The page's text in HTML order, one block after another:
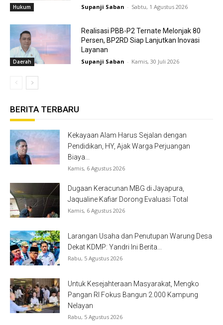
Hukum Supanji Saban - Sabtu, 1 Agustus 2026
Daerah
Realisasi PBB-P2 Ternate Melonjak 80
Persen, BP2RD Siap Lanjutkan Inovasi
Layanan
Supanji Saban - Kamis, 30 Juli 2026
BERITA TERBARU
Kekayaan Alam Harus Sejalan dengan
Pendidikan, HY, Ajak Warga Perjuangan
Biaya...
Kamis, 6 Agustus 2026
Dugaan Keracunan MBG di Jayapura,
Jaqualine Kafiar Dorong Evaluasi Total
Kamis, 6 Agustus 2026
Larangan Usaha dan Penutupan Warung Desa
Dekat KDMP: Yandri Ini Berita...
Rabu, 5 Agustus 2026
Untuk Kesejahteraan Masyarakat, Mengko
Pangan RI Fokus Bangun 2.000 Kampung
Nelayan
Rabu, 5 Agustus 2026